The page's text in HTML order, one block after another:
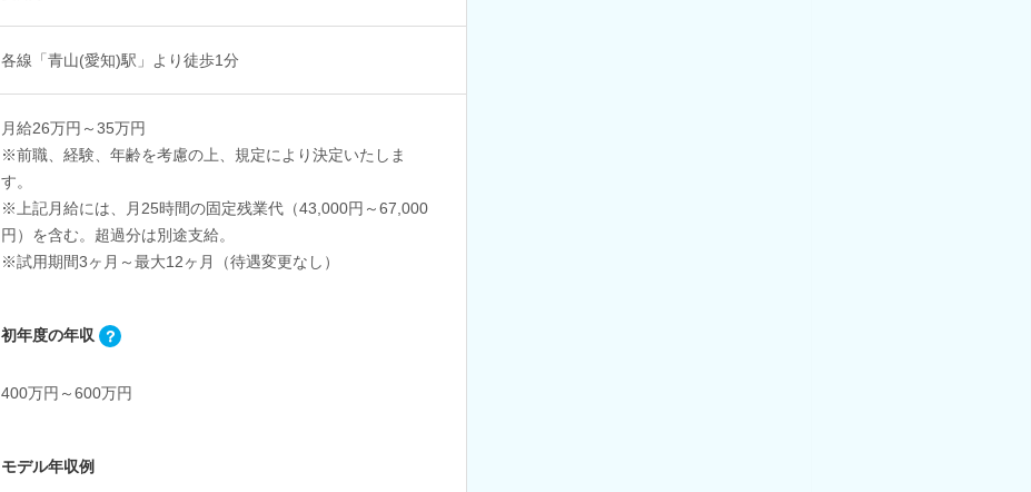
各線「青山(愛知)駅」より徒歩1分
月給26万円～35万円
※前職、経験、年齢を考慮の上、規定により決定いたしま
す。
※上記月給には、月25時間の固定残業代（43,000円～67,000
円）を含む。超過分は別途支給。
※試用期間3ヶ月～最大12ヶ月（待遇変更なし）
初年度の年収
400万円～600万円
モデル年収例